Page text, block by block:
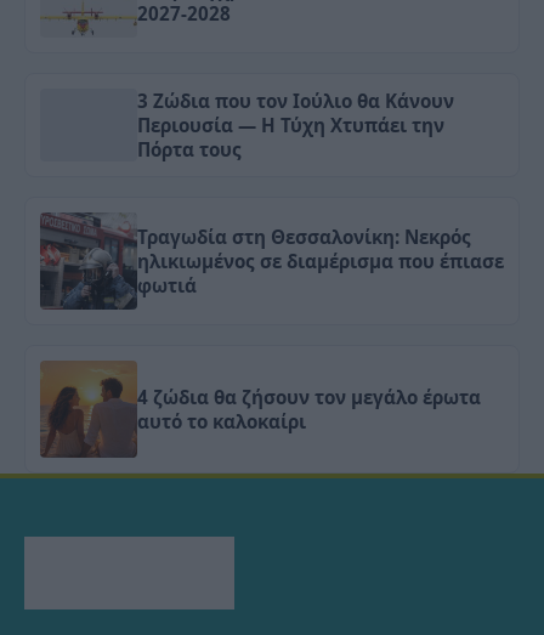
2027-2028
3 Ζώδια που τον Ιούλιο θα Κάνουν
Περιουσία — Η Τύχη Χτυπάει την
Πόρτα τους
Τραγωδία στη Θεσσαλονίκη: Νεκρός
ηλικιωμένος σε διαμέρισμα που έπιασε
φωτιά
4 ζώδια θα ζήσουν τον μεγάλο έρωτα
αυτό το καλοκαίρι